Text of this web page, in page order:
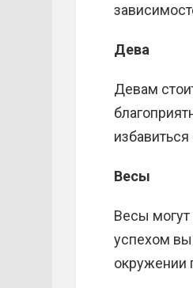
Дева
Девам
Весы
Весы могут
успехом
окружении